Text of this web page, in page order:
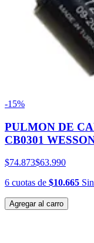
-15%
PULMON DE
CB0301
$74.873$63.990
6 cuotas de $10.665
Agregar al carro